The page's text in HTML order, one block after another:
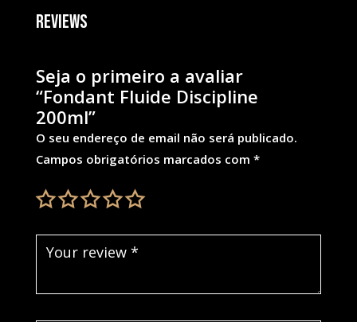
Reviews
Seja o primeiro a avaliar
“Fondant Fluide Discipline
200ml”
O seu endereço de email não será publicado.
Campos obrigatórios marcados com *